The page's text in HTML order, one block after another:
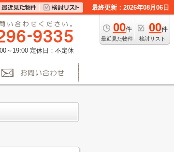
最終更新：2026年08月06日
00件
最近見た物件
00件
検討リスト
～19:00 定休日：不定休